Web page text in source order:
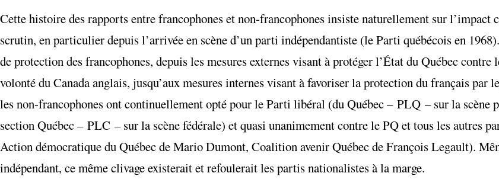
Cette histoire des rapports entre francophones et non-francophones insiste naturellement sur l’impact
scrutin, en particulier depuis l’arrivée en scène d’un parti indépendantiste (le Parti québécois en
de protection des francophones, depuis les mesures externes visant à protéger l’État du Québec
volonté du Canada anglais, jusqu’aux mesures internes visant à favoriser la protection du français par
les non-francophones ont continuellement opté pour le Parti libéral (du Québec – PLQ – sur la scène
section Québec – PLC – sur la scène fédérale) et quasi unanimement contre le PQ et tous les autres
Action démocratique du Québec de Mario Dumont, Coalition avenir Québec de François Legault).
indépendant, ce même clivage existerait et refoulerait les partis nationalistes à la marge.